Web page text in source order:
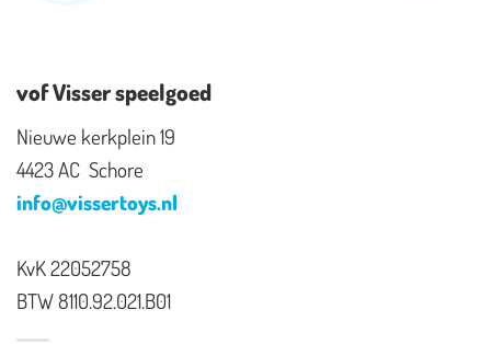
vof Visser speelgoed
Nieuwe kerkplein 19
4423 AC Schore
info@vissertoys.nl
KvK 22052758
BTW 8110.92.021.B01